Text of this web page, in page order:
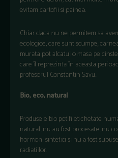
evitam cartofii si painea.
Chiar daca nu ne permitem sa
ecologice, care sunt scumpe,
murata pot alcatui o masa pe
care îl reprezinta în aceasta
profesorul Constantin Savu.
Bio, eco, natural
Produsele bio pot fi etichetate
natural, nu au fost procesate, nu
hormoni sintetici si nu a fost
radiatiilor.